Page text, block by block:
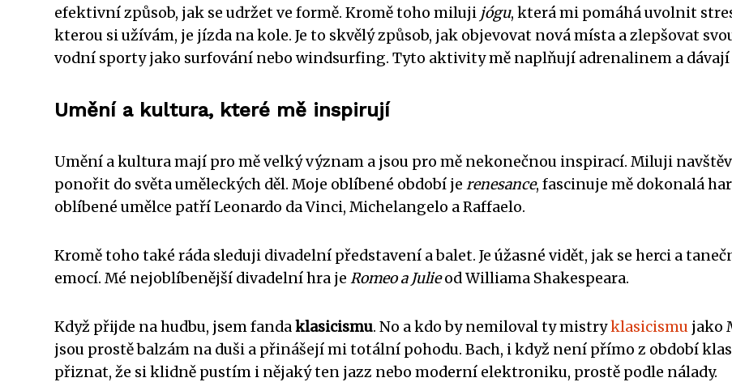
efektivní způsob, jak se udržet ve formě. Kromě toho miluji jógu, která mi pomáhá uvolnit
kterou si užívám, je jízda na kole. Je to skvělý způsob, jak objevovat nová místa a zlepšovat
vodní sporty jako surfování nebo windsurfing. Tyto aktivity mě naplňují adrenalinem a dávají
Umění a kultura, které mě inspirují
Umění a kultura mají pro mě velký význam a jsou pro mě nekonečnou inspirací. Miluji
ponořit do světa uměleckých děl. Moje oblíbené období je renesance, fascinuje mě dokonalá
oblíbené umělce patří Leonardo da Vinci, Michelangelo a Raffaelo.
Kromě toho také ráda sleduji divadelní představení a balet. Je úžasné vidět, jak se herci a
emocí. Mé nejoblíbenější divadelní hra je Romeo a Julieod Williama Shakespeara.
Když přijde na hudbu, jsem fandaklasicismu. No a kdo by nemiloval ty mistryklasicismu jako
jsou prostě balzám na duši a přinášejí mi totální pohodu. Bach, i když není přímo z období
přiznat, že si klidně pustím i nějaký ten jazz nebo moderní elektroniku, prostě podle nálady.